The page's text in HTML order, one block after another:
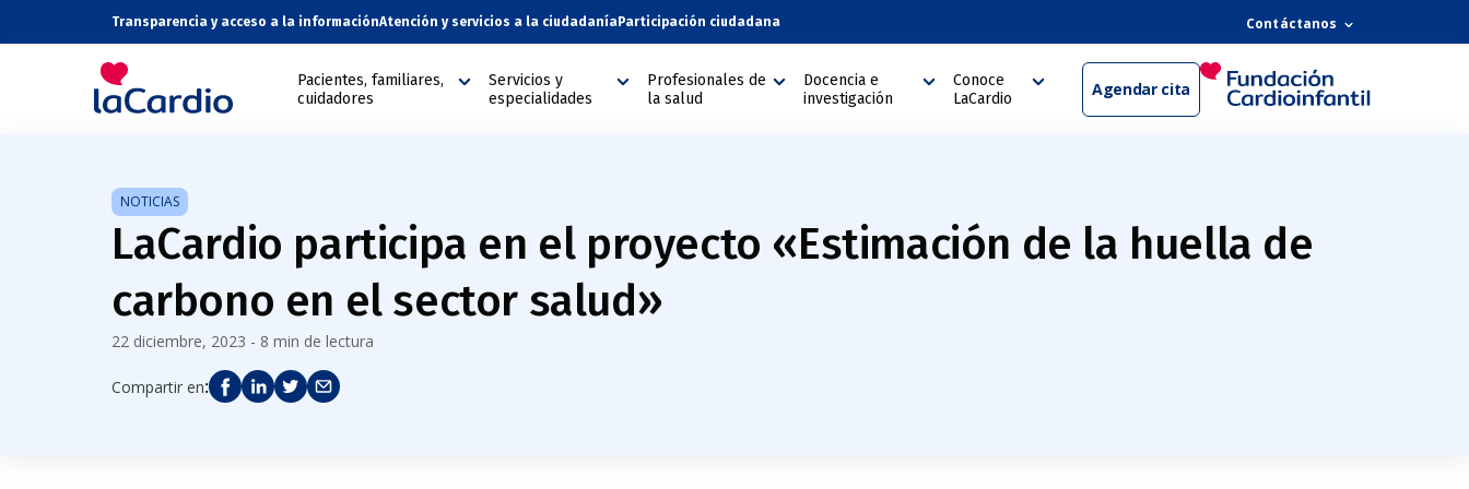
Transparencia y acceso a la informaciónAtención y servicios a la ciudadanía Participación ciudadana Contáctanos
Pacientes, familiares,
cuidadores
Servicios y
especialidades
Profesionales de
la salud
Docencia e
investigación
Conoce
LaCardio
Agendar cita
NOTICIAS
LaCardio participa en el proyecto «Estimación de la huella de
carbono en el sector salud»
22 diciembre, 2023 - 8 min de lectura
Compartir en: